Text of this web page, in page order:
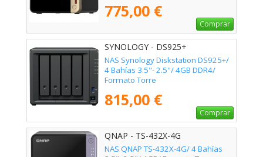
775,00 €
Comprar
SYNOLOGY - DS925+
NAS Synology Diskstation DS925+/
4 Bahías 3.5"- 2.5"/ 4GB DDR4/
Formato Torre
815,00 €
Comprar
QNAP - TS-432X-4G
NAS QNAP TS-432X-4G/ 4 Bahías